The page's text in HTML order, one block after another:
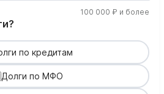
100 000 ₽ и более
по кредитам
Долги по МФО